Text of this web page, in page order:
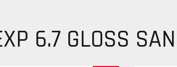
6.7 GLOSS